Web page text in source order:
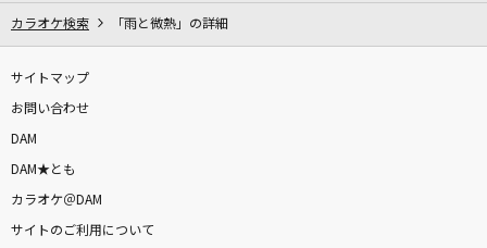
カラオケ検索 「雨と微熱」の詳細
サイトマップ
お問い合わせ
DAM
DAM★とも
カラオケ＠DAM
サイトのご利用について